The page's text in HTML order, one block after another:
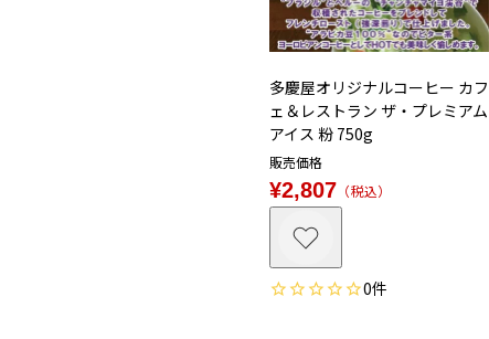
多慶屋オリジナルコーヒー カフ
ェ＆レストラン ザ・プレミアム
アイス 粉 750g
販売価格
¥2,807 税込
0